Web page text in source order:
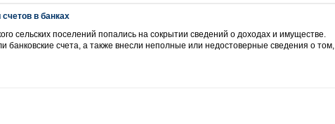
в банках
сельских поселений попались на сокрытии сведений о доходах и имуществе.
банковские счета, а также внесли неполные или недостоверные сведения о том,